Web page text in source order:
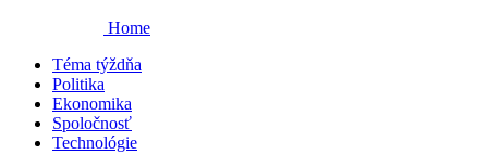
Home
Téma týždňa
Politika
Ekonomika
Spoločnosť
Technológie